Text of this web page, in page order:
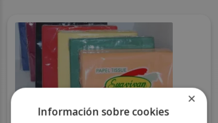
×
Información sobre cookies